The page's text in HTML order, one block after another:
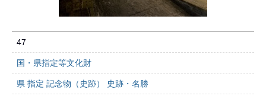
47
国・県指定等文化財
県 指定 記念物（史跡） 史跡・名勝